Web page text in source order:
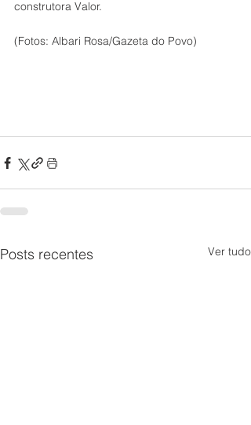
construtora Valor.
(Fotos: Albari Rosa/Gazeta do Povo)
Posts recentes Ver tudo